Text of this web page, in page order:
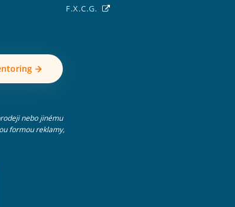
F.X.C.G.
nebo jinému
formou reklamy,